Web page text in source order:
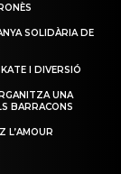
SOLIDÀRIA DE
I DIVERSIÓ
UNA
BARRACONS
L’AMOUR